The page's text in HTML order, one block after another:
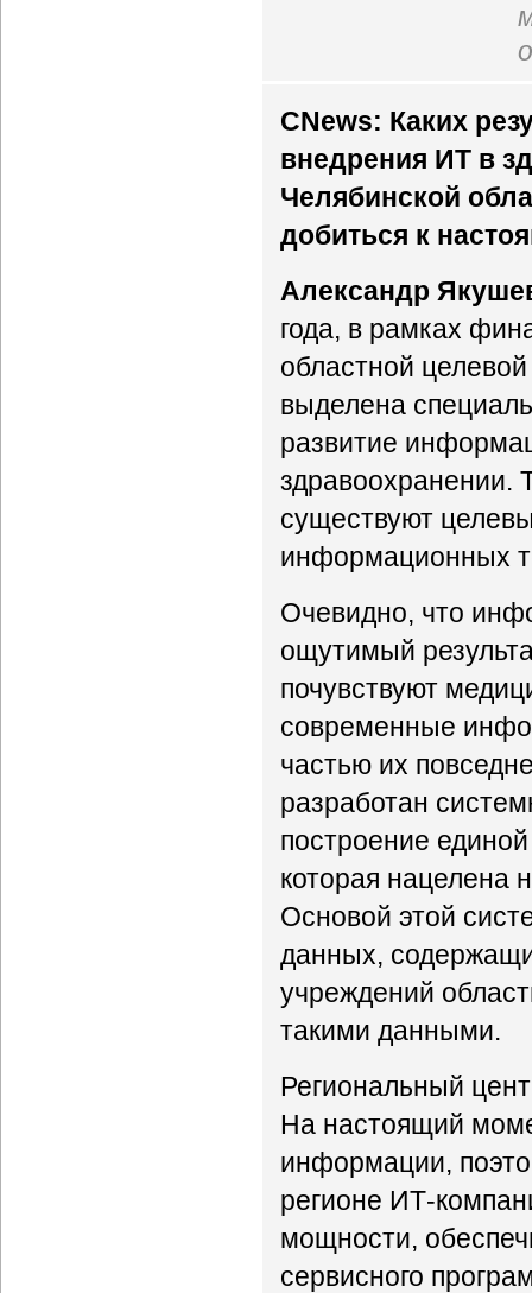
CNews: Каких
внедрения ИТ в
Челябинской
добиться к
Александр
года, в рамках
областной
выделена
развитие
здравоохранении.
существуют
информационных
Очевидно, что
ощутимый
почувствуют
современные
частью их
разработан
построение
которая нацелена
Основой этой
данных,
учреждений
такими данными.
Региональный
На настоящий
информации,
регионе ИТ-
мощности,
сервисного